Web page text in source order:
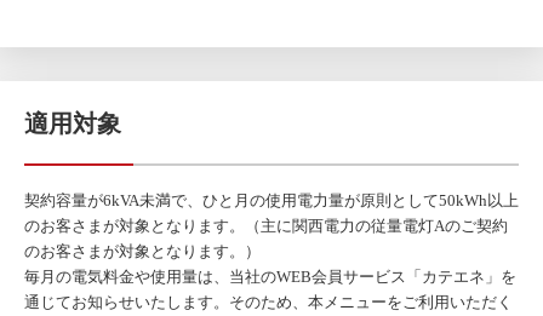
適用対象
契約容量が6kVA未満で、ひと月の使用電力量が原則として50kWh以上
のお客さまが対象となります。（主に関西電力の従量電灯Aのご契約
のお客さまが対象となります。）
毎月の電気料金や使用量は、当社のWEB会員サービス「カテエネ」を
通じてお知らせいたします。そのため、本メニューをご利用いただく